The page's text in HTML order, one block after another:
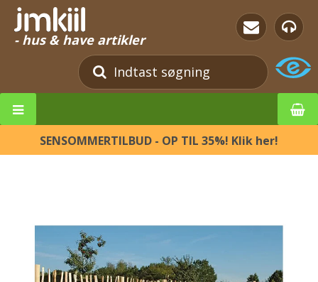
- hus & have artikler
SENSOMMERTILBUD - OP TIL 35%! Klik her!